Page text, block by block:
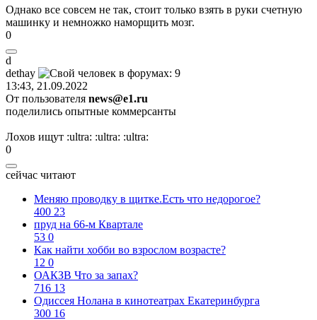
Однако все совсем не так, стоит только взять в руки счетную
машинку и немножко наморщить мозг.
0
d
dethay
13:43, 21.09.2022
От пользователя news@e1.ru
поделились опытные коммерсанты
Лохов ищут :ultra: :ultra: :ultra:
0
сейчас читают
Меняю проводку в щитке.Есть что недорогое?
400 23
пруд на 66-м Квартале
53 0
Как найти хобби во взрослом возрасте?
12 0
ОАКЗВ Что за запах?
716 13
Одиссея Нолана в кинотеатрах Екатеринбурга
300 16